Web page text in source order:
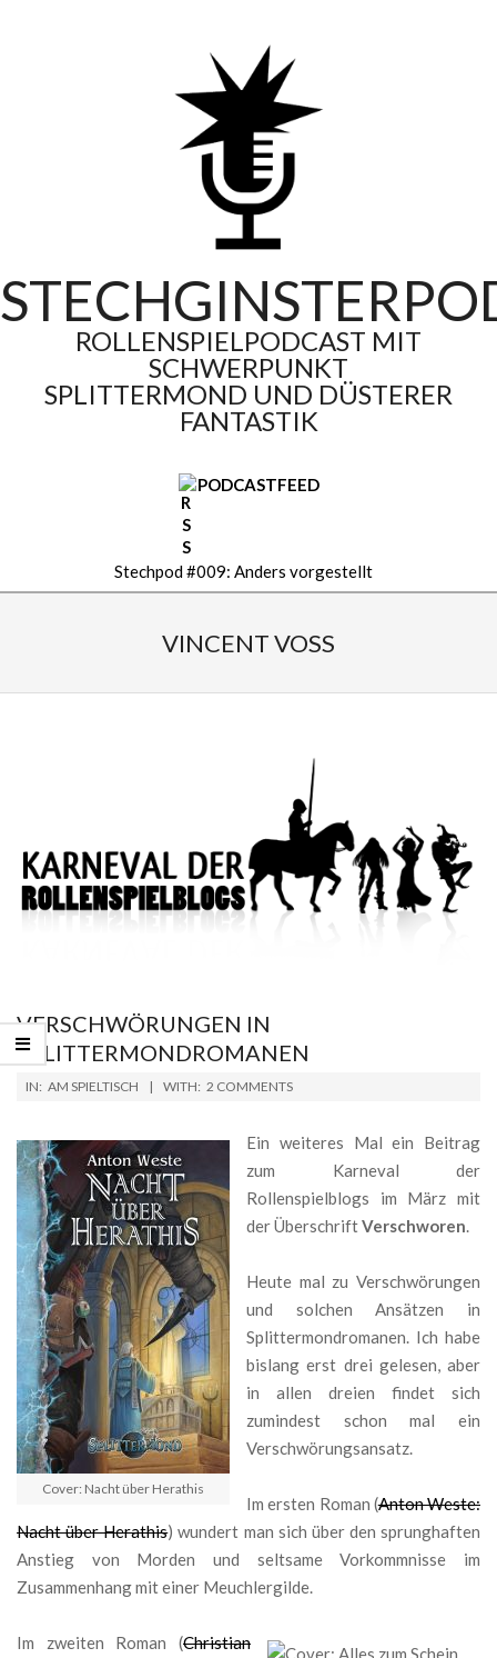
ROLLENSPIELPODCAST MIT
SCHWERPUNKT
SPLITTERMOND UND DÜSTERER
FANTASTIK
PODCASTFEED
Stechpod #009: Anders vorgestellt
VINCENT VOSS
VERSCHWÖRUNGEN IN
SPLITTERMONDROMANEN
2019-
IN: AM SPIELTISCH WITH: 2 COMMENTS
Cover: Nacht über Herathis
Ein weiteres Mal ein Beitrag
zum Karneval der
Rollenspielblogs im März mit
der ÜberschriftVerschworen.
Heute mal zu Verschwörungen
und solchen Ansätzen in
Splittermondromanen. Ich habe
bislang erst drei gelesen, aber
in allen dreien findet sich
zumindest schon mal ein
Verschwörungsansatz.
Im ersten Roman (Anton Weste:
Nacht über Herathis) wundert man sich über den sprunghaften
Anstieg von Morden und seltsame Vorkommnisse im
Zusammenhang mit einer Meuchlergilde.
Im zweiten Roman (Christian